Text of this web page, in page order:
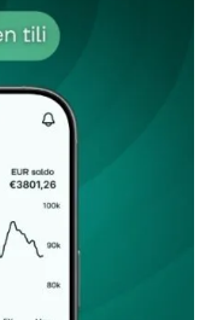
Pakolliset